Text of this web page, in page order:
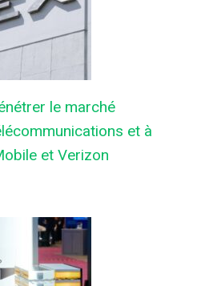
le marché
et à
et Verizon